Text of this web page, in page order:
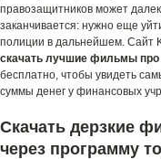
правозащитников может
заканчивается: нужно еще
полиции в дальнейшем. Сайт
скачать лучшие фильмы про
бесплатно, чтобы увидеть
суммы денег у финансовых
Скачать дерзкие
через программу